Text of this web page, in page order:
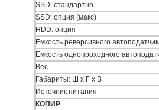
SSD: стандартно
SSD: опция (макс)
HDD: опция
Емкость реверсивного
Емкость однопроходного
Вес
Габариты: Ш x Г x В
Источник питания
КОПИР